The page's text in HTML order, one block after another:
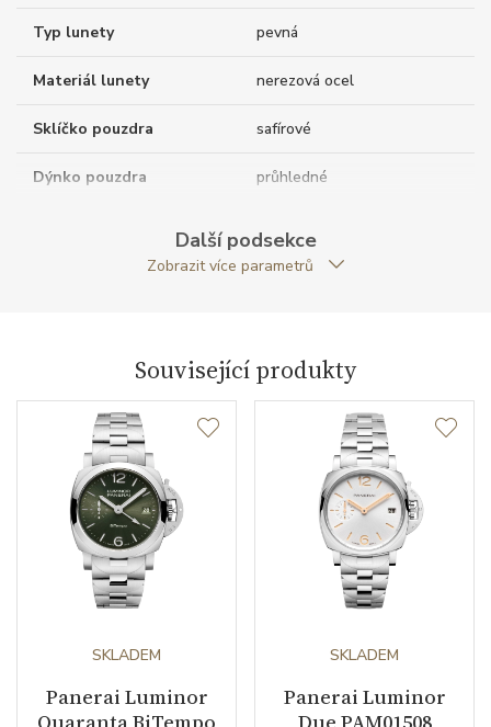
Typ lunety pevná
Materiál lunety nerezová ocel
Sklíčko pouzdra safírové
Dýnko pouzdra průhledné
Materiál korunky nerezová ocel
Průměr pouzdra (mm) 40.00
Typ strojku P.900/GMT Panerai
Rezerva chodu strojku
Další podsekce
Zobrazit více parametrů
Související produkty
SKLADEM
Panerai Luminor
SKLADEM
Panerai Luminor